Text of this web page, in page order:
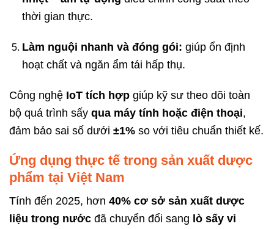
thời gian thực.
Làm nguội nhanh và đóng gói: giúp ổn định
hoạt chất và ngăn ẩm tái hấp thụ.
Công nghệ IoT tích hợp giúp kỹ sư theo dõi toàn
bộ quá trình sấy qua máy tính hoặc điện thoại,
đảm bảo sai số dưới ±1% so với tiêu chuẩn thiết kế.
Ứng dụng thực tế trong sản xuất dược
phẩm tại Việt Nam
Tính đến 2025, hơn 40% cơ sở sản xuất dược
liệu trong nước đã chuyển đổi sang lò sấy vi